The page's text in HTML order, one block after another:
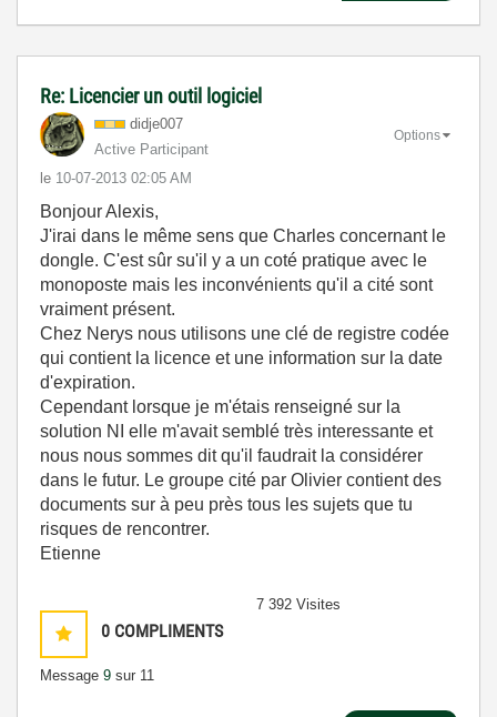
Re: Licencier un outil logiciel
didje007
Active Participant
le ‎10-07-2013 02:05 AM
Options
Bonjour Alexis,
J'irai dans le même sens que Charles concernant le
dongle. C'est sûr su'il y a un coté pratique avec le
monoposte mais les inconvénients qu'il a cité sont
vraiment présent.
Chez Nerys nous utilisons une clé de registre codée
qui contient la licence et une information sur la date
d'expiration.
Cependant lorsque je m'étais renseigné sur la
solution NI elle m'avait semblé très interessante et
nous nous sommes dit qu'il faudrait la considérer
dans le futur. Le groupe cité par Olivier contient des
documents sur à peu près tous les sujets que tu
risques de rencontrer.
Etienne
0 COMPLIMENTS
Message 9 sur 11
7 392 Visites